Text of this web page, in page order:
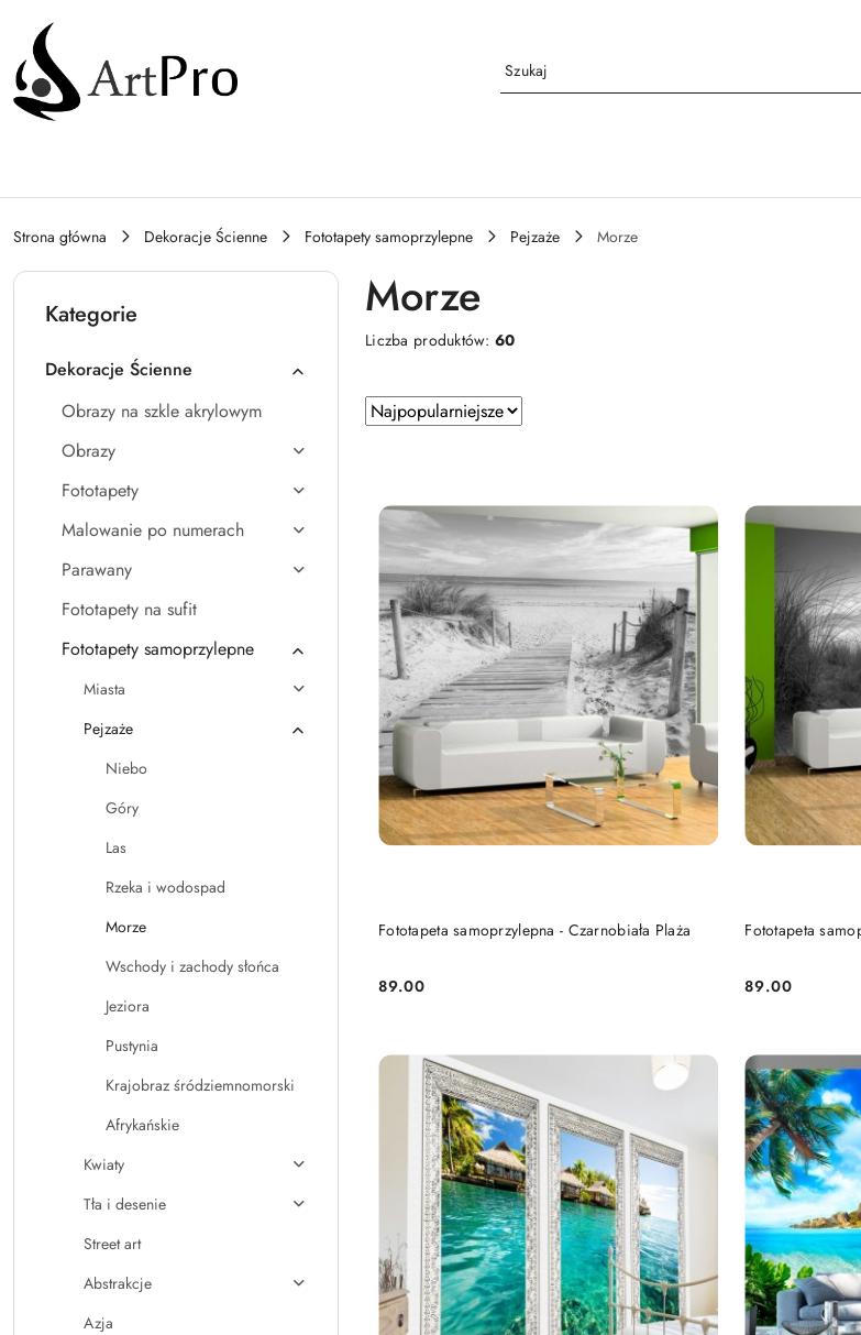
Przejdź do treści głównej
Przejdź do wyszukiwarki
Przejdź do moje konto
Przejdź do menu głównego
Przejdź do stopki
Strona główna Dekoracje Ścienne Fototapety samoprzylepne Pejzaże Morze
Kategorie
Dekoracje Ścienne
Obrazy na szkle akrylowym
Obrazy
Fototapety
Malowanie po numerach
Parawany
Fototapety na sufit
Fototapety samoprzylepne
Miasta
Pejzaże
Niebo
Góry
Las
Rzeka i wodospad
Morze
Wschody i zachody słońca
Jeziora
Pustynia
Krajobraz śródziemnomorski
Afrykańskie
Kwiaty
Tła i desenie
Street art
Abstrakcje
Azja
Morze
Liczba produktów:60
Zastosowano sortowanie: Najpopularniejsze.
Sortuj
według
Fototapeta samoprzylepna - Czarnobiała Plaża
Cena:
89.00
DO KOSZYKA Fototapeta
Cena:
89.00